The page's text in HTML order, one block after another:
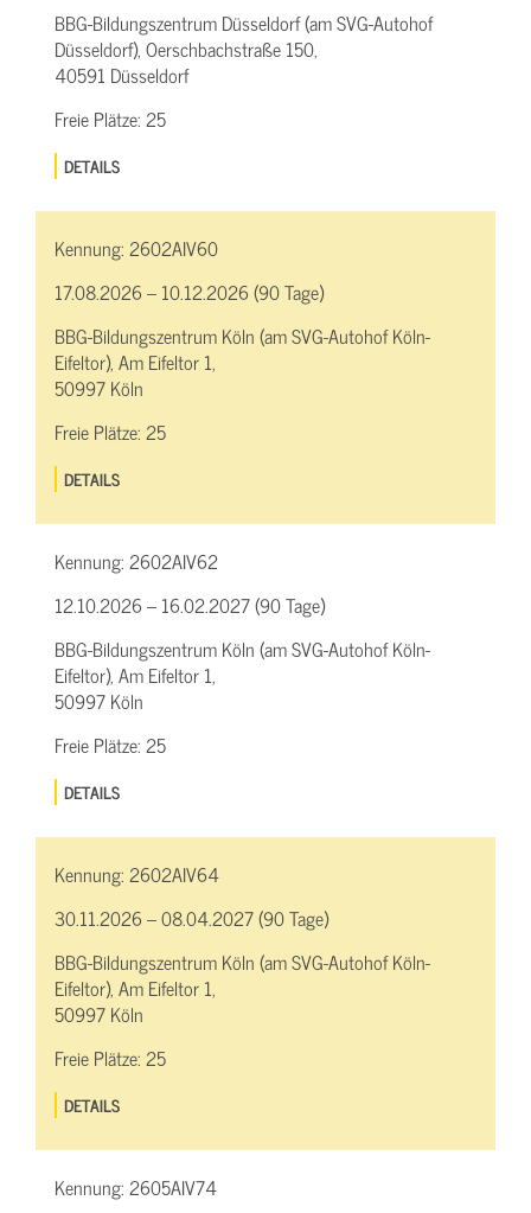
BBG-Bildungszentrum Düsseldorf (am SVG-Autohof
Düsseldorf), Oerschbachstraße 150,
40591 Düsseldorf
Freie Plätze:25
DETAILS
Kennung:2602AIV60
17.08.2026 – 10.12.2026 (90 Tage)
BBG-Bildungszentrum Köln (am SVG-Autohof Köln-
Eifeltor), Am Eifeltor 1,
50997 Köln
Freie Plätze:25
DETAILS
Kennung:2602AIV62
12.10.2026 – 16.02.2027 (90 Tage)
BBG-Bildungszentrum Köln (am SVG-Autohof Köln-
Eifeltor), Am Eifeltor 1,
50997 Köln
Freie Plätze:25
DETAILS
Kennung:2602AIV64
30.11.2026 – 08.04.2027 (90 Tage)
BBG-Bildungszentrum Köln (am SVG-Autohof Köln-
Eifeltor), Am Eifeltor 1,
50997 Köln
Freie Plätze:25
DETAILS
Kennung:2605AIV74